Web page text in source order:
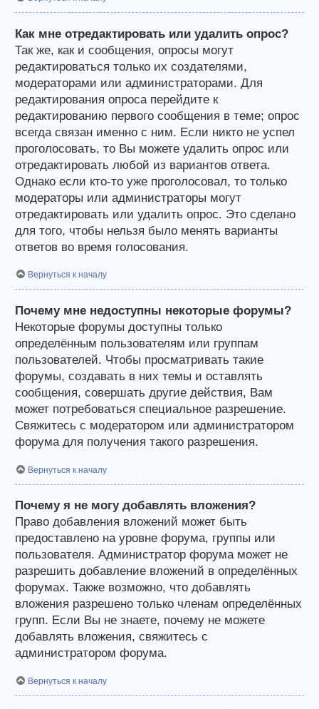
Как мне отредактировать или удалить опрос?
Так же, как и сообщения, опросы могут
редактироваться только их создателями,
модераторами или администраторами. Для
редактирования опроса перейдите к
редактированию первого сообщения в теме; опрос
всегда связан именно с ним. Если никто не успел
проголосовать, то Вы можете удалить опрос или
отредактировать любой из вариантов ответа.
Однако если кто-то уже проголосовал, то только
модераторы или администраторы могут
отредактировать или удалить опрос. Это сделано
для того, чтобы нельзя было менять варианты
ответов во время голосования.
Вернуться к началу
Почему мне недоступны некоторые форумы?
Некоторые форумы доступны только
определённым пользователям или группам
пользователей. Чтобы просматривать такие
форумы, создавать в них темы и оставлять
сообщения, совершать другие действия, Вам
может потребоваться специальное разрешение.
Свяжитесь с модератором или администратором
форума для получения такого разрешения.
Вернуться к началу
Почему я не могу добавлять вложения?
Право добавления вложений может быть
предоставлено на уровне форума, группы или
пользователя. Администратор форума может не
разрешить добавление вложений в определённых
форумах. Также возможно, что добавлять
вложения разрешено только членам определённых
групп. Если Вы не знаете, почему не можете
добавлять вложения, свяжитесь с
администратором форума.
Вернуться к началу